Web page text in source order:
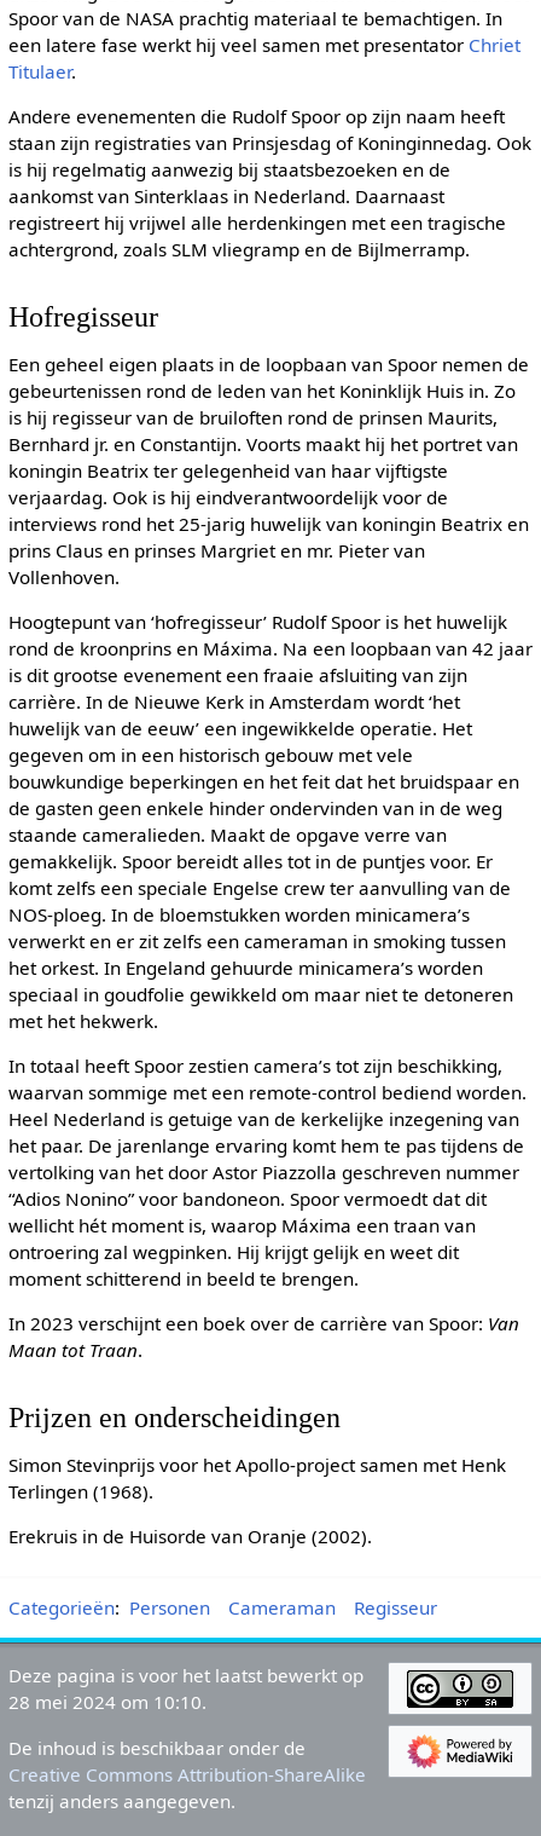
Spoor van de NASA prachtig materiaal te bemachtigen. In
een latere fase werkt hij veel samen met presentator Chriet
Titulaer.
Andere evenementen die Rudolf Spoor op zijn naam heeft
staan zijn registraties van Prinsjesdag of Koninginnedag. Ook
is hij regelmatig aanwezig bij staatsbezoeken en de
aankomst van Sinterklaas in Nederland. Daarnaast
registreert hij vrijwel alle herdenkingen met een tragische
achtergrond, zoals SLM vliegramp en de Bijlmerramp.
Hofregisseur
Een geheel eigen plaats in de loopbaan van Spoor nemen de
gebeurtenissen rond de leden van het Koninklijk Huis in. Zo
is hij regisseur van de bruiloften rond de prinsen Maurits,
Bernhard jr. en Constantijn. Voorts maakt hij het portret van
koningin Beatrix ter gelegenheid van haar vijftigste
verjaardag. Ook is hij eindverantwoordelijk voor de
interviews rond het 25-jarig huwelijk van koningin Beatrix en
prins Claus en prinses Margriet en mr. Pieter van
Vollenhoven.
Hoogtepunt van ‘hofregisseur’ Rudolf Spoor is het huwelijk
rond de kroonprins en Máxima. Na een loopbaan van 42 jaar
is dit grootse evenement een fraaie afsluiting van zijn
carrière. In de Nieuwe Kerk in Amsterdam wordt ‘het
huwelijk van de eeuw’ een ingewikkelde operatie. Het
gegeven om in een historisch gebouw met vele
bouwkundige beperkingen en het feit dat het bruidspaar en
de gasten geen enkele hinder ondervinden van in de weg
staande cameralieden. Maakt de opgave verre van
gemakkelijk. Spoor bereidt alles tot in de puntjes voor. Er
komt zelfs een speciale Engelse crew ter aanvulling van de
NOS-ploeg. In de bloemstukken worden minicamera’s
verwerkt en er zit zelfs een cameraman in smoking tussen
het orkest. In Engeland gehuurde minicamera’s worden
speciaal in goudfolie gewikkeld om maar niet te detoneren
met het hekwerk.
In totaal heeft Spoor zestien camera’s tot zijn beschikking,
waarvan sommige met een remote-control bediend worden.
Heel Nederland is getuige van de kerkelijke inzegening van
het paar. De jarenlange ervaring komt hem te pas tijdens de
vertolking van het door Astor Piazzolla geschreven nummer
“Adios Nonino” voor bandoneon. Spoor vermoedt dat dit
wellicht hét moment is, waarop Máxima een traan van
ontroering zal wegpinken. Hij krijgt gelijk en weet dit
moment schitterend in beeld te brengen.
In 2023 verschijnt een boek over de carrière van Spoor: Van
Maan tot Traan.
Prijzen en onderscheidingen
Simon Stevinprijs voor het Apollo-project samen met Henk
Terlingen (1968).
Erekruis in de Huisorde van Oranje (2002).
Categorieën: Personen Cameraman Regisseur
Deze pagina is voor het laatst bewerkt op
28 mei 2024 om 10:10.
De inhoud is beschikbaar onder de
Creative Commons Attribution-ShareAlike
tenzij anders aangegeven.